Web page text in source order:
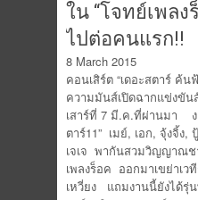
ใน “โจทย์เพลง
ไปต่อคนแรก!!
8 March 2015
คอนเสิร์ต “เดอะสตาร์ ค้น
ความมันส์เปิดฉากแข่งขั
เสาร์ที่ 7 มี.ค.ที่ผ่านมา ง
ตาร์11” เมย์, เอก, จุ้งจิ้ง,
เจเจ พากันสวมวิญญาณช
เพลงร็อค ออกมาเขย่าเ
เหวี่ยง แถมงานนี้ยังได้รุ่